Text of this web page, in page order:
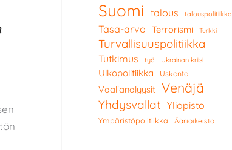
Suomi talous talouspolitiikka
Tasa-arvo Terrorismi Turkki
Turvallisuuspolitiikka
Tutkimus työ Ukrainan kriisi
Ulkopolitiikka Uskonto
Vaalianalyysit Venäjä
Yhdysvallat Yliopisto
Ympäristöpolitiikka Äärioikeisto